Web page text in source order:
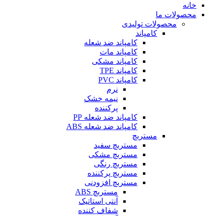
خانه
محصولات ما
محصولات تولیدی
کامپاند
کامپاند ضد شعله
کامپاند مات
کامپاند مشکی
کامپاند TPE
کامپاند PVC
نرم
نیمه خشک
پرکننده
کامپاند ضد شعله PP
کامپاند ضد شعله ABS
مستربچ
مستربچ‌ سفید
مستربچ مشکی
مستربچ رنگی
مستربچ پرکننده
مستربچ افزودنی
مستربچ ABS
آنتی استاتیک
شفاف کننده